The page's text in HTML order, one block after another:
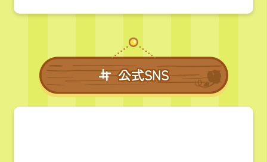
公式SNS